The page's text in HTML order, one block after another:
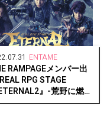
ENTAME
RAMPAGEメンバー出
RPG STAGE
』-荒野に燃ゆ
義- 開幕！